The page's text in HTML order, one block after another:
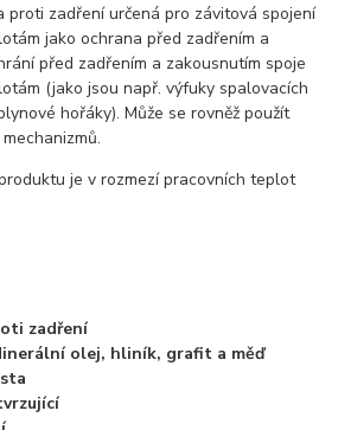
proti zadření určená pro závitová spojení
jako ochrana před zadřením a
před zadřením a zakousnutím spoje
(jako jsou např. výfuky spalovacích
hořáky). Může se rovněž použít
je v rozmezí pracovních teplot
zadření
olej, hliník, grafit a měď